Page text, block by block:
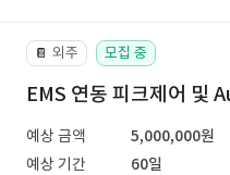
📔 외주 모집 중
EMS 연동 피크제어 및
예상 금액
5,000,000원
예상 기간
60일